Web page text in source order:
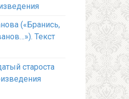
(«Бранись,
Текст
староста